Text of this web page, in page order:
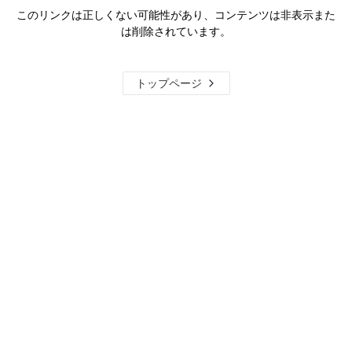
このリンクは正しくない可能性があり、コンテンツは非表示また
は削除されています。
トップページ